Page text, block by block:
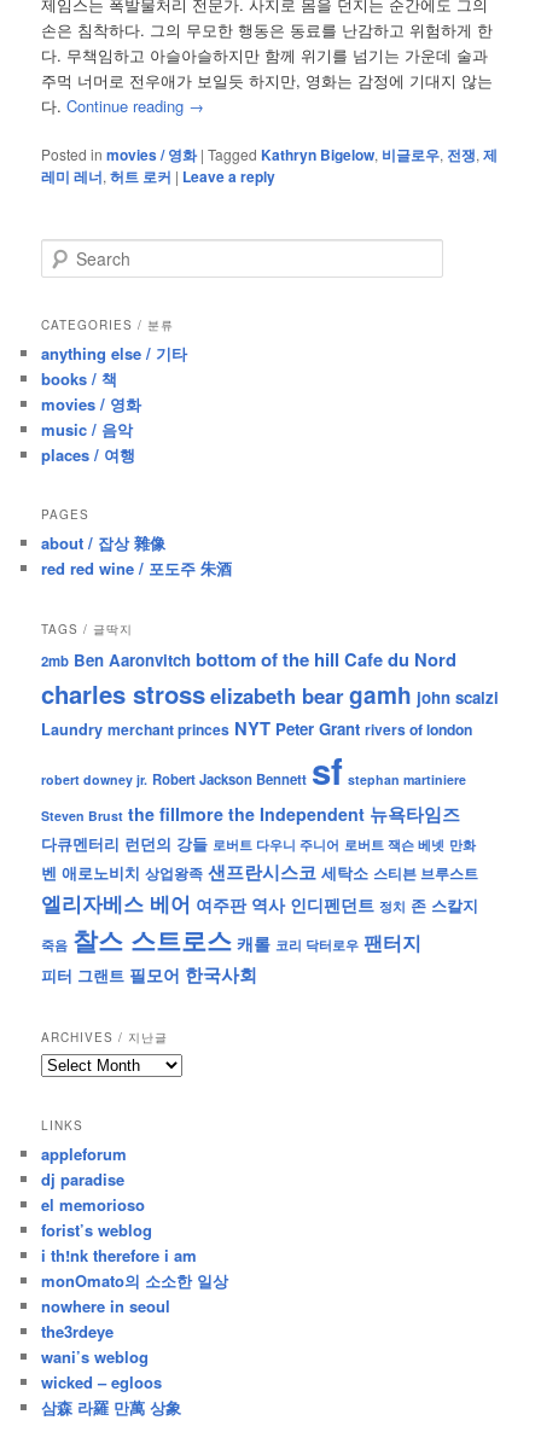
손은 침착하다. 그의 무모한 행동은 동료를 난감하고 위험하게 한
다. 무책임하고 아슬아슬하지만 함께 위기를 넘기는 가운데 술과
주먹 너머로 전우애가 보일듯 하지만, 영화는 감정에 기대지 않는
다.Continue reading →
Posted in movies / 영화 |Tagged Kathryn Bigelow, 비글로우, 전쟁,제
레미 레너,허트 로커 | Leave a reply
e
r
h
CATEGORIES / 분류
anything else / 기타
books / 책
movies / 영화
music / 음악
places / 여행
PAGES
about / 잡상 雜像
red red wine / 포도주 朱酒
TAGS / 글딱지
2mb Ben Aaronvitch bottom of the hill Cafe du Nord
charles strosselizabeth beargamh john scalzi
Laundry merchant princes NYT Peter Grant rivers of london
robert downey jr. Robert Jackson Bennett sf stephan martiniere
Steven Brust the fillmore the Independent 뉴욕타임즈
다큐멘터리 런던의 강들 로버트 다우니 주니어 로버트 잭슨 베넷 만화
벤 애로노비치 상업왕족 샌프란시스코 세탁소 스티븐 브루스트
엘리자베스 베어 여주판 역사 인디펜던트 정치 존 스칼지
죽음 찰스 스트로스 캐롤 코리 닥터로우 팬터지
피터 그랜트 필모어 한국사회
ARCHIVES / 지난글
archives
난
글
LINKS
appleforum
dj paradise
el memorioso
forist’s weblog
i th!nk therefore i am
monOmato의 소소한 일상
nowhere in seoul
the3rdeye
wani’s weblog
wicked – egloos
삼森 라羅 만萬 상象